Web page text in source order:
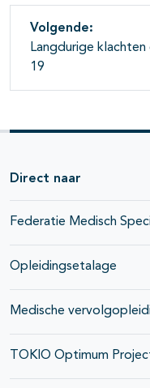
Volgende:
Langdurige
19
Direct naar
Federatie Medisch
Opleidingsetalage
Medische
TOKIO Optimum